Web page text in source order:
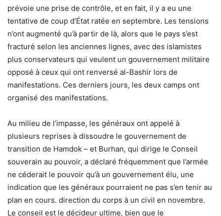
prévoie une prise de contrôle, et en fait, il y a eu une
tentative de coup d’État ratée en septembre. Les tensions
n’ont augmenté qu’à partir de là, alors que le pays s’est
fracturé selon les anciennes lignes, avec des islamistes
plus conservateurs qui veulent un gouvernement militaire
opposé à ceux qui ont renversé al-Bashir lors de
manifestations. Ces derniers jours, les deux camps ont
organisé des manifestations.
Au milieu de l’impasse, les généraux ont appelé à
plusieurs reprises à dissoudre le gouvernement de
transition de Hamdok – et Burhan, qui dirige le Conseil
souverain au pouvoir, a déclaré fréquemment que l’armée
ne céderait le pouvoir qu’à un gouvernement élu, une
indication que les généraux pourraient ne pas s’en tenir au
plan en cours. direction du corps à un civil en novembre.
Le conseil est le décideur ultime, bien que le